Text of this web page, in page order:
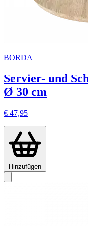
BORDA
Servier- und
Ø 30 cm
€ 47,95
Hinzufügen